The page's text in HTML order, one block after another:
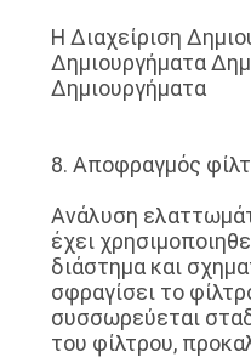
Η ∆ιαχείριση
∆ημιουργήματα
∆ημιουργήματα
8. Αποφραγμός
Ανάλυση
έχει
διάστημα και
σφραγίσει το
συσσωρεύεται
του φίλτρου,